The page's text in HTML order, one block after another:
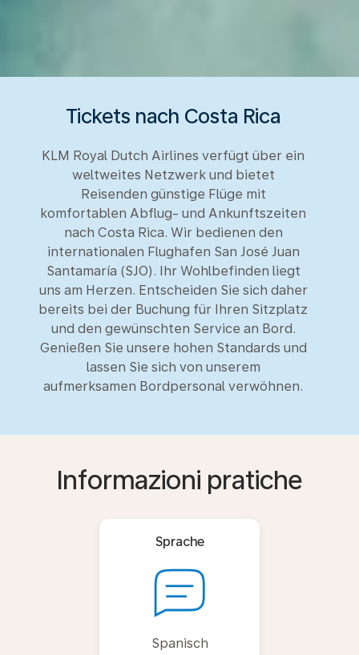
Tickets nach Costa Rica
KLM Royal Dutch Airlines verfügt über ein
weltweites Netzwerk und bietet
Reisenden günstige Flüge mit
komfortablen Abflug- und Ankunftszeiten
nach Costa Rica. Wir bedienen den
internationalen Flughafen San José Juan
Santamaría (SJO). Ihr Wohlbefinden liegt
uns am Herzen. Entscheiden Sie sich daher
bereits bei der Buchung für Ihren Sitzplatz
und den gewünschten Service an Bord.
Genießen Sie unsere hohen Standards und
lassen Sie sich von unserem
aufmerksamen Bordpersonal verwöhnen.
Informazioni pratiche
Sprache
Spanisch